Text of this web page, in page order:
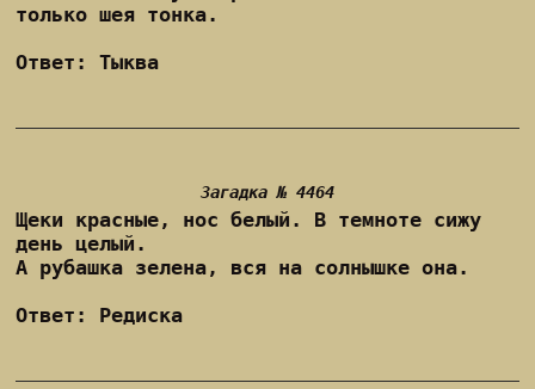
только шея тонка.
Ответ: Тыква
Загадка № 4464
Щеки красные, нос белый. В темноте сижу
день целый.
А рубашка зелена, вся на солнышке она.
Ответ: Редиска